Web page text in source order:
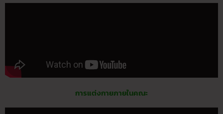
การแต่งกายภายในคณะ